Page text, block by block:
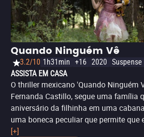
Quando Ninguém Vê
3.2/10 1h31min +16 2020 Suspense
ASSISTA EM CASA
O thriller mexicano 'Quando Ninguém
Fernanda Castillo, segue uma família
aniversário da filhinha em uma
uma boneca peculiar que permite que
deve, como uma rede de intriga e
[+]